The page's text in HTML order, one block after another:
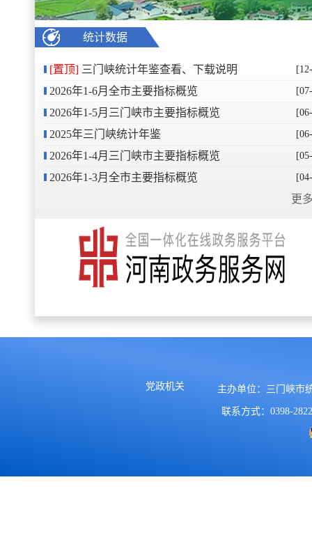
统计数据
[置顶] 三门峡统计年鉴查看、下载说明
2026年1-6月全市主要指标概览
2026年1-5月三门峡市主要指标概览
2025年三门峡统计年鉴
2026年1-4月三门峡市主要指标概览
2026年1-3月全市主要指标概览
更
党政机关 主办单位：三门峡市
联系方式：0398-